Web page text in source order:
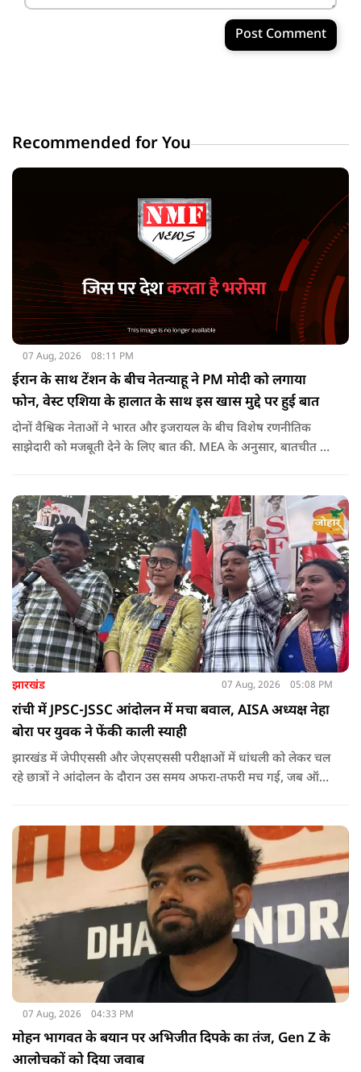
Post Comment
Recommended for You
07 Aug, 2026 08:11 PM
ईरान के साथ टेंशन के बीच नेतन्याहू ने PM मोदी को लगाया
फोन, वेस्ट एशिया के हालात के साथ इस खास मुद्दे पर हुई बात
दोनों वैश्विक नेताओं ने भारत और इजरायल के बीच विशेष रणनीतिक
साझेदारी को मजबूती देने के ल‍िए बात की. MEA के अनुसार, बातचीत की
झारखंड 07 Aug, 2026 05:08 PM
रांची में JPSC-JSSC आंदोलन में मचा बवाल, AISA अध्यक्ष नेहा
बोरा पर युवक ने फेंकी काली स्याही
झारखंड में जेपीएससी और जेएसएससी परीक्षाओं में धांधली को लेकर चल
रहे छात्रों ने आंदोलन के दौरान उस समय अफरा-तफरी मच गई, जब ऑल
07 Aug, 2026 04:33 PM
मोहन भागवत के बयान पर अभिजीत दिपके का तंज, Gen Z के
आलोचकों को दिया जवाब